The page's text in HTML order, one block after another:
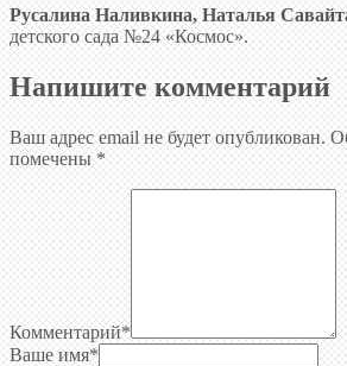
Русалина Наливкина, Наталья
детского сада №24 «Космос».
Напишите комментарий
Ваш адрес email не будет опубликован.
помечены *
Комментарий*
Ваше имя*